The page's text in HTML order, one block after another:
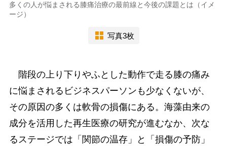
多くの人が悩まされる膝痛治療の最前線と今後の課題とは（イメ
ージ）
写真3枚
階段の上り下りやふとした動作で走る膝の痛み
に悩まされるビジネスパーソンも少なくないが、
その原因の多くは軟骨の損傷にある。海藻由来の
成分を活用した再生医療の研究が進むなか、次な
るステージでは「関節の温存」と「損傷の予防」